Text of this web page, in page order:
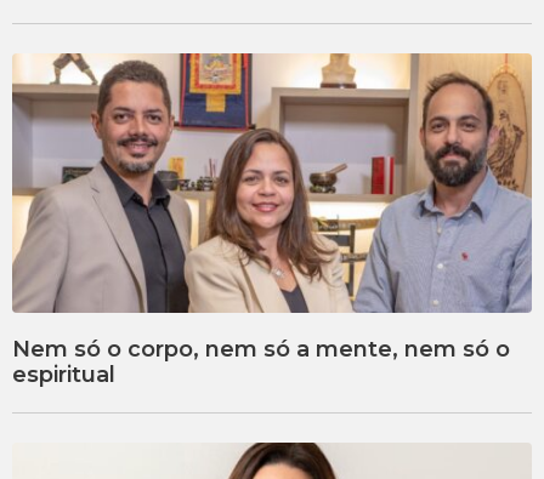
Nem só o corpo, nem só a mente, nem só o
espiritual